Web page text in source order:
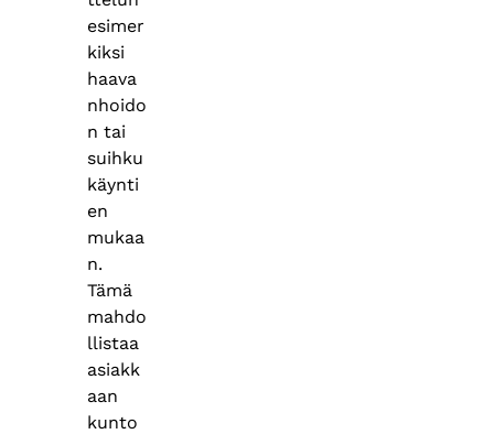
esimer
kiksi
haava
nhoido
n tai
suihku
käynti
en
mukaa
n.
Tämä
mahdo
llistaa
asiakk
aan
kunto